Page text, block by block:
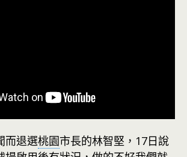
而退選桃園市長的林智堅，17日說